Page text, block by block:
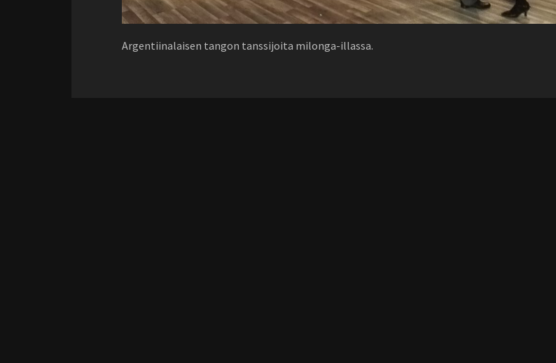
Argentiinalaisen tangon tanssijoita milonga-illassa.